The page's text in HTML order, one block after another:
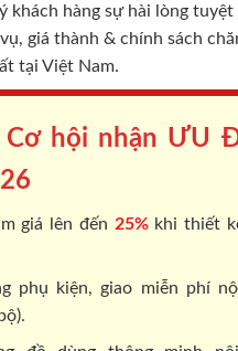
khách hàng sự hài lòng
giá thành & chính sách
tại Việt Nam.
Cơ hội nhận ƯU
giá lên đến 25%khi thiết
phụ kiện, giao miễn phí